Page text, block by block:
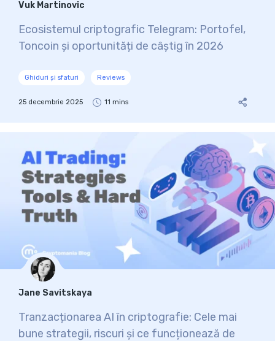
Vuk Martinovic
Ecosistemul criptografic Telegram: Portofel,
Toncoin și oportunități de câștig în 2026
Ghiduri și sfaturi Reviews
25 decembrie 2025 11 mins
Jane Savitskaya
Tranzacționarea AI în criptografie: Cele mai
bune strategii, riscuri și ce funcționează de